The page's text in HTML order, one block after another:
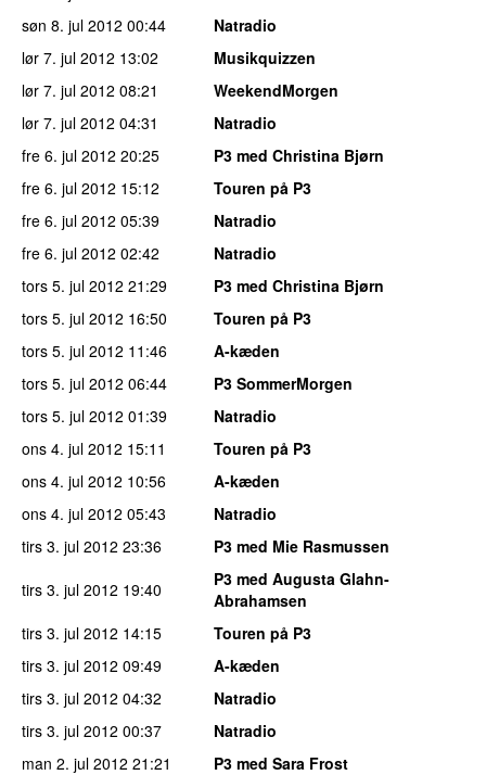
søn 8. jul 2012 00:44
Natradio
lør 7. jul 2012 13:02
Musikquizzen
lør 7. jul 2012 08:21
WeekendMorgen
lør 7. jul 2012 04:31
Natradio
fre 6. jul 2012 20:25
P3 med Christina Bjørn
fre 6. jul 2012 15:12
Touren på P3
fre 6. jul 2012 05:39
Natradio
fre 6. jul 2012 02:42
Natradio
tors 5. jul 2012 21:29
P3 med Christina Bjørn
tors 5. jul 2012 16:50
Touren på P3
tors 5. jul 2012 11:46
A-kæden
tors 5. jul 2012 06:44
P3 SommerMorgen
tors 5. jul 2012 01:39
Natradio
ons 4. jul 2012 15:11
Touren på P3
ons 4. jul 2012 10:56
A-kæden
ons 4. jul 2012 05:43
Natradio
tirs 3. jul 2012 23:36
P3 med Mie Rasmussen
tirs 3. jul 2012 19:40
P3 med Augusta Glahn-
Abrahamsen
tirs 3. jul 2012 14:15
Touren på P3
tirs 3. jul 2012 09:49
A-kæden
tirs 3. jul 2012 04:32
Natradio
tirs 3. jul 2012 00:37
Natradio
man 2. jul 2012 21:21
P3 med Sara Frost